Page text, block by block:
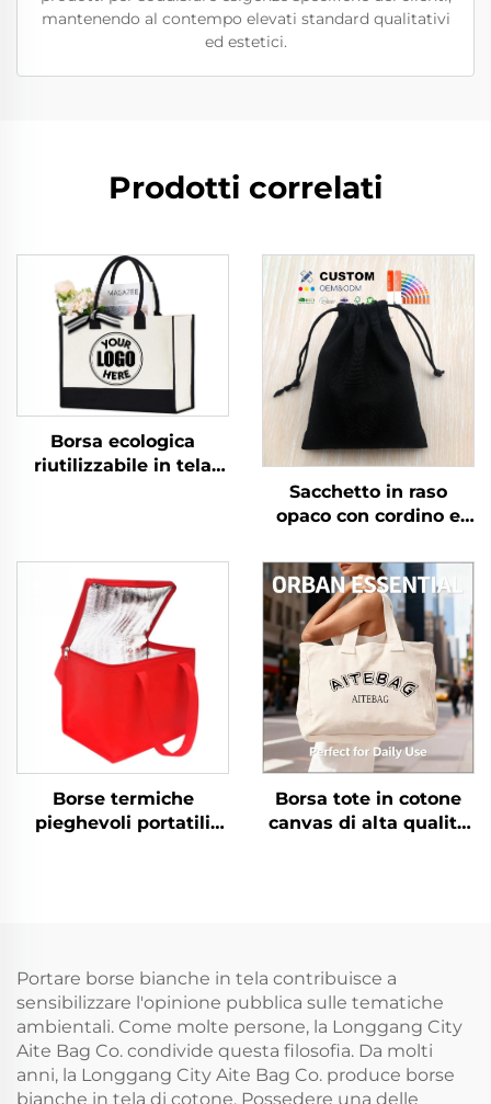
mantenendo al contempo elevati standard qualitativi
ed estetici.
Prodotti correlati
Borsa ecologica
riutilizzabile in tela
immagazzinaggio e
spesa
Sacchetto in raso
opaco con cordino e
15*20 cm, sacchetto
antipolvere ecologico
per abbigliamento con
finitura personalizzata,
confezione regalo
Borse termiche
pieghevoli portatili
Borsa tote in cotone
canvas di alta qualità
personalizzato
Portare borse bianche in tela contribuisce a
sensibilizzare l'opinione pubblica sulle tematiche
ambientali. Come molte persone, la Longgang City
Aite Bag Co. condivide questa filosofia. Da molti
anni, la Longgang City Aite Bag Co. produce borse
bianche in tela di cotone. Possedere una delle